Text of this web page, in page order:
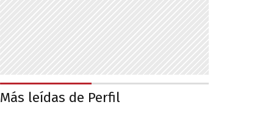
Más leídas de Perfil